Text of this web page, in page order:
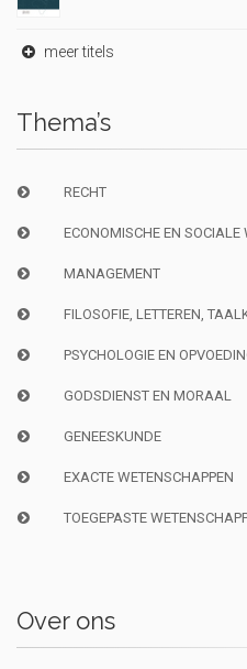
meer titels
Thema’s
RECHT
ECONOMISCHE EN SOCIALE
MANAGEMENT
FILOSOFIE, LETTEREN,
PSYCHOLOGIE EN
GODSDIENST EN MORAAL
GENEESKUNDE
EXACTE WETENSCHAPPEN
TOEGEPASTE
Over ons